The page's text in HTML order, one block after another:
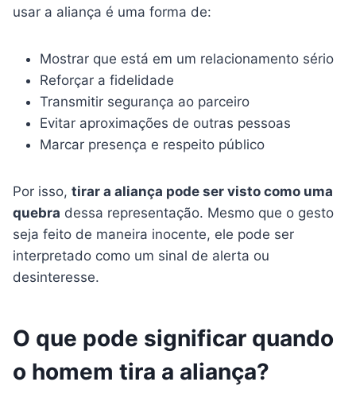
usar a aliança é uma forma de:
Mostrar que está em um relacionamento sério
Reforçar a fidelidade
Transmitir segurança ao parceiro
Evitar aproximações de outras pessoas
Marcar presença e respeito público
Por isso, tirar a aliança pode ser visto como uma
quebra dessa representação. Mesmo que o gesto
seja feito de maneira inocente, ele pode ser
interpretado como um sinal de alerta ou
desinteresse.
O que pode significar quando
o homem tira a aliança?